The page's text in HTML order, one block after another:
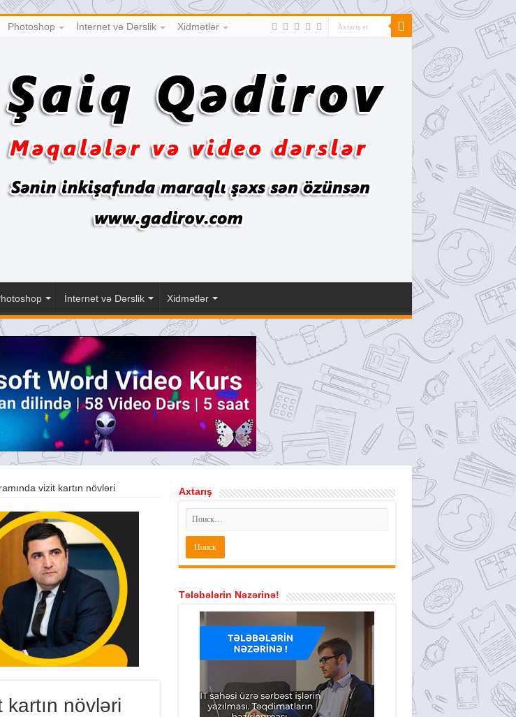
Photoshop İnternet və Dərslik Xidmətlər
İnternet və Dərslik Xidmətlər
vizit kartın növləri
növləri
Axtarış
Tələbələrin Nəzərinə!